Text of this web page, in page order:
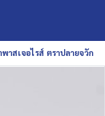
พาสเจอไรส์ ตราปลายจวัก